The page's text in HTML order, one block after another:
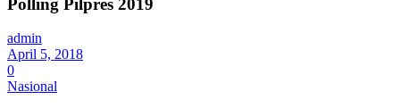
admin
April 5, 2018
0
Nasional